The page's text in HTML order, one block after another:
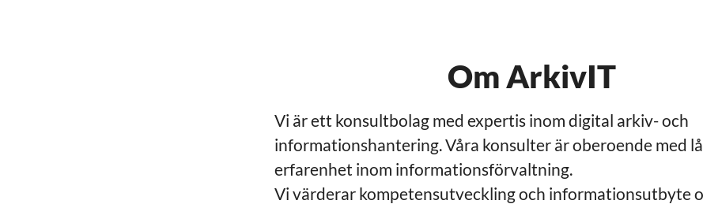
Om ArkivIT
Vi är ett konsultbolag med expertis inom digital arkiv- och
informationshantering. Våra konsulter är oberoende med
erfarenhet inom informationsförvaltning.
Vi värderar kompetensutveckling och informationsutbyte